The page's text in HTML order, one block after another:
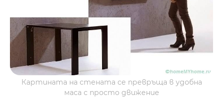
Картината на стената се превръща в удобна
маса с просто движение